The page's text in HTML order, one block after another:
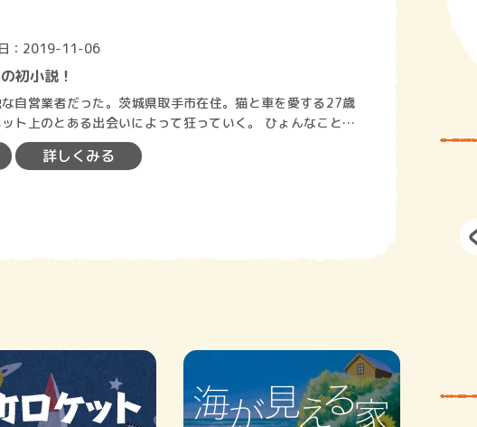
：2019-11-06
初小説！
自営業者だった。茨城県取手市在住。猫と車を愛する27歳
のとある出会いによって狂っていく。 ひょんなことか
会に参加し、…
詳しくみる
著／川瀬七緒